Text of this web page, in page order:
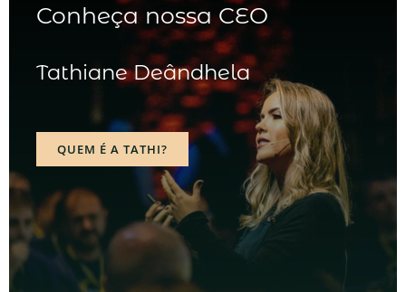
Conheça nossa CEO
Tathiane Deândhela
QUEM É A TATHI?